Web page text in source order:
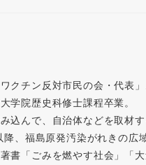
クチン反対市民の会・代表」
学院歴史科修士課程卒業。
込んで、自治体などを取材
、福島原発汚染がれきの
書「ごみを燃やす社会」「大